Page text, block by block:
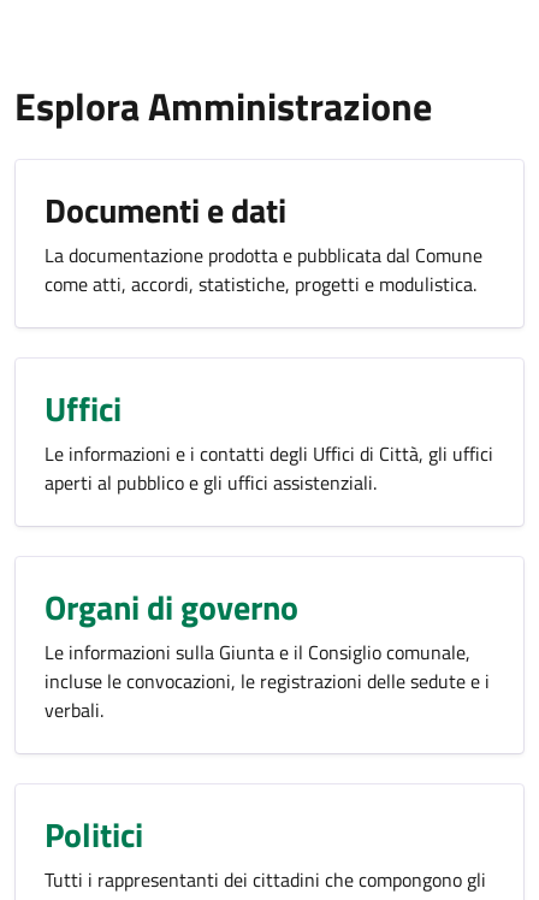
Esplora Amministrazione
Documenti e dati
La documentazione prodotta e pubblicata dal Comune
come atti, accordi, statistiche, progetti e modulistica.
Uffici
Le informazioni e i contatti degli Uffici di Città, gli uffici
aperti al pubblico e gli uffici assistenziali.
Organi di governo
Le informazioni sulla Giunta e il Consiglio comunale,
incluse le convocazioni, le registrazioni delle sedute e i
verbali.
Politici
Tutti i rappresentanti dei cittadini che compongono gli